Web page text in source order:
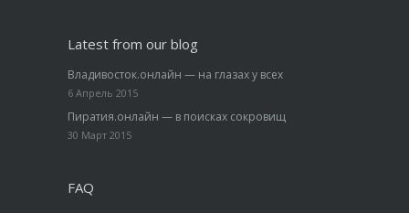
Latest from our blog
Владивосток.онлайн — на глазах у всех
6 Апрель 2015
Пиратия.онлайн — в поисках сокровищ
30 Март 2015
FAQ